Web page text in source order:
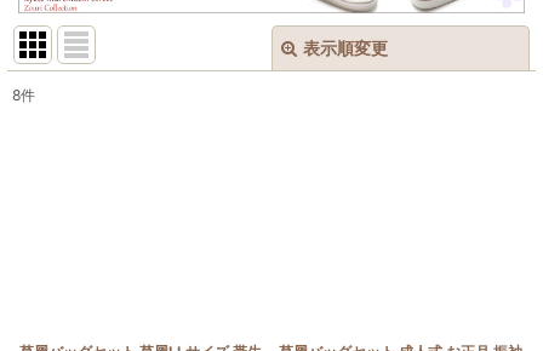
表示順変更
8件